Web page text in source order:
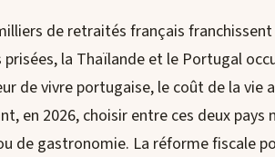
de retraités français
la Thaïlande et le Portugal
de vivre portugaise, le coût de la vie
en 2026, choisir entre ces deux pays
de gastronomie. La réforme fiscale